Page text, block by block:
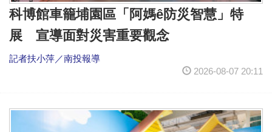
科博館車籠埔園區「阿媽ê防災智慧」特
展 宣導面對災害重要觀念
記者扶小萍／南投報導
2026-08-07 20:11